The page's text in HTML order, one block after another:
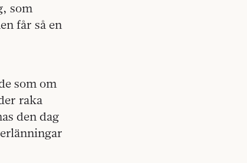
som
får så en
som om
raka
den dag